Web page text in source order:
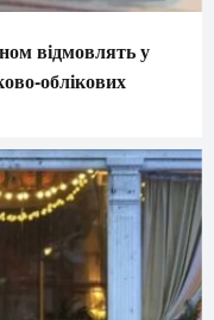
відмовлять у
облікових